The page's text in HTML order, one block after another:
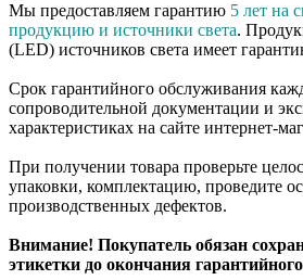
Мы предоставляем гарантию 5 лет на
продукцию и источники света.
(LED) источников света имеет
Срок гарантийного обслуживания
сопроводительной документации и
характеристиках на сайте интернет-
При получении товара проверьте
упаковки, комплектацию, проведите
производственных дефектов.
Внимание! Покупатель обязан
этикетки до окончания